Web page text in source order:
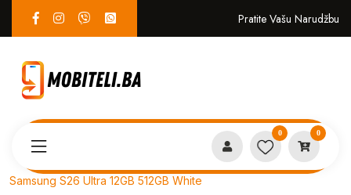
Pratite Vašu Narudžbu
0 0
Samsung S26 Ultra 12GB 512GB White